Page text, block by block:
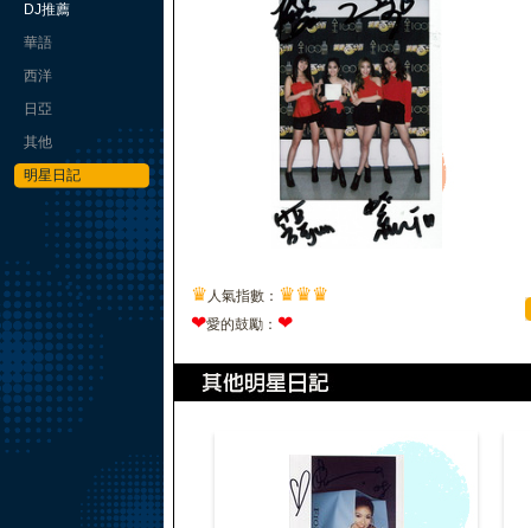
DJ推薦
華語
西洋
日亞
其他
明星日記
♛ 人氣指數： ♛♛♛
❤愛的鼓勵： ❤